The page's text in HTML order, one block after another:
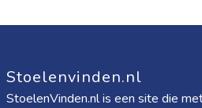
Stoelenvinden.nl
StoelenVinden.nl is een site die